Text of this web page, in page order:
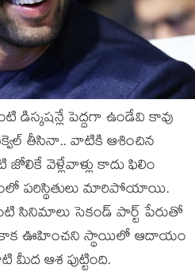
డిస్కషన్లే పెద్దగా ఉండేవి కావు
తీసినా.. వాటికి ఆశించిన
వెళ్లేవాళ్లు కాదు ఫిలిం
పరిస్థితులు మారిపోయాయి.
సినిమాలు సెకండ్ పార్ట్ పేరుతో
కాక ఊహించని స్థాయిలో ఆదాయం
ఆశ పుట్టింది.